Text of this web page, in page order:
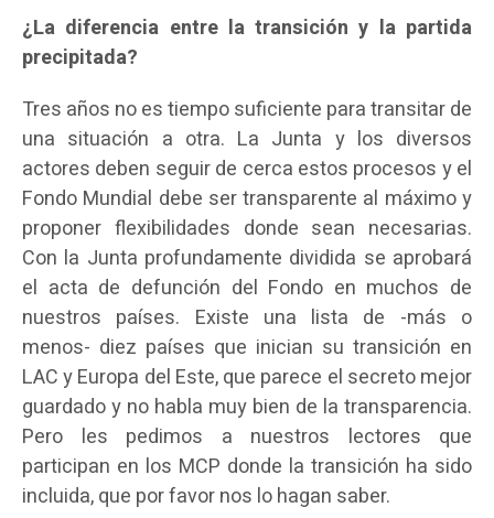
¿La diferencia entre la transición y la partida
precipitada?
Tres años no es tiempo suficiente para transitar de
una situación a otra. La Junta y los diversos
actores deben seguir de cerca estos procesos y el
Fondo Mundial debe ser transparente al máximo y
proponer flexibilidades donde sean necesarias.
Con la Junta profundamente dividida se aprobará
el acta de defunción del Fondo en muchos de
nuestros países. Existe una lista de -más o
menos- diez países que inician su transición en
LAC y Europa del Este, que parece el secreto mejor
guardado y no habla muy bien de la transparencia.
Pero les pedimos a nuestros lectores que
participan en los MCP donde la transición ha sido
incluida, que por favor nos lo hagan saber.